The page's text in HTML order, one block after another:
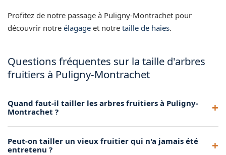
Profitez de notre passage à Puligny-Montrachet pour
découvrir notre élagage et notre taille de haies.
Questions fréquentes sur la taille d'arbres
fruitiers à Puligny-Montrachet
Quand faut-il tailler les arbres fruitiers à Puligny-
Montrachet ?
novembre à mars. Les arbres à noyaux (cerisiers, pruniers)
Peut-on tailler un vieux fruitier qui n'a jamais été
entretenu ?